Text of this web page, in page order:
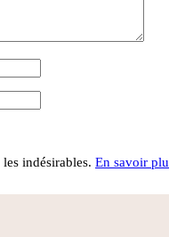
indésirables. En savoir